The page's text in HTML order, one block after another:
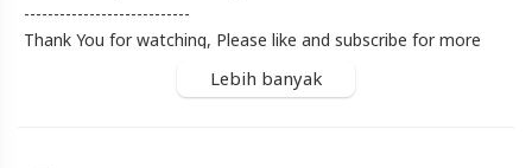
Apa
Aja
----------------------------
Thank You for watching, Please like and subscribe for more
Lebih banyak